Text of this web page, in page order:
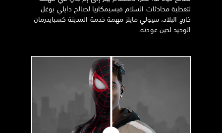
لتغطية محادثات السلام فيسيمكاريا لصالح دايلي بوغل
خارج البلاد، سيولي مايلز مهمة خدمة المدينة كسبايدرمان
الوحيد لحين عودته.